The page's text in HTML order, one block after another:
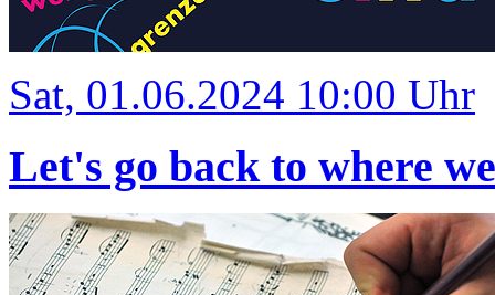
Sat, 01.06.2024 10:00 Uhr
Let's go back to where